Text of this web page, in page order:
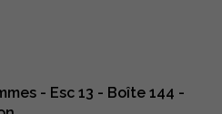
- Esc 13 - Boîte 144 -